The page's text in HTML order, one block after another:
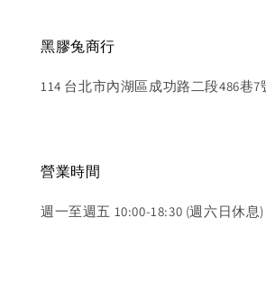
黑膠兔商行
114 台北市內湖區成功路二段486巷7
營業時間
週一至週五 10:00-18:30 (週六日休息)